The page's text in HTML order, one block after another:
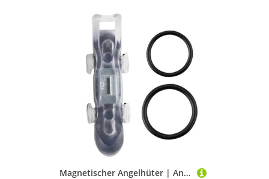
Magnetischer Angelhüter | Angelhaken-Halterung | Tragbarer Magnetclip mit rutschfesten Gummiringen für die Sicherheit des Takels | Praktisches Pfostengetriebe